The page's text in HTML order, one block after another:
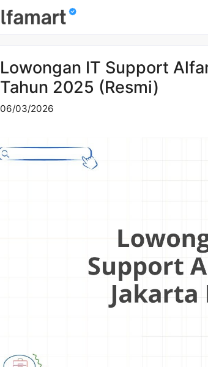
Lowongan IT Support
Tahun 2025 (Resmi)
06/03/2026